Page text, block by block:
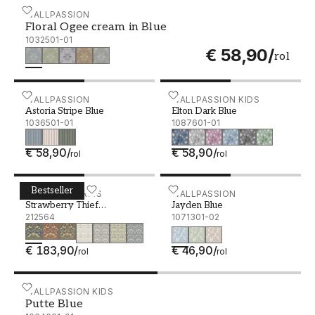
WALLPASSION
Floral Ogee cream in Blue
1032501-01
€ 58,90/rol
Floral Ogee cream in Blue - 1032501-01
WALLPASSION
Astoria Stripe Blue
1036501-01
€ 58,90/rol
Astoria Stripe Blue - 1036501-01WALLPASSION KIDS
Elton Dark Blue
1087601-01
€ 58,90/rol
Elton Dark Blue -
Bestseller
WILLIAM MORRIS
Strawberry Thief
Indigo/Mineral
212564
€ 183,90/rol
Strawberry Thief Indigo/Mineral - 212564
WALLPASSION
Jayden Blue
1071301-02
€ 46,90/rol
Jayden Blue - 1071301-02
WALLPASSION KIDS
Putte Blue
Putte Blue - 1064001-01